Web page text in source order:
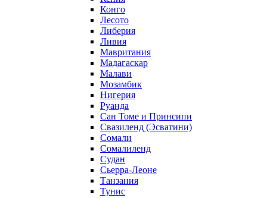
Конго
Лесото
Либерия
Ливия
Мавритания
Мадагаскар
Малави
Мозамбик
Нигерия
Руанда
Сан Томе и Принсипи
Свазиленд (Эсватини)
Сомали
Сомалиленд
Судан
Сьерра-Леоне
Танзания
Тунис